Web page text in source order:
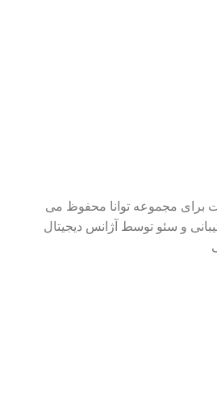
برای مجموعه توانا محفوظ می
و سئو توسط آژانس دیجیتال